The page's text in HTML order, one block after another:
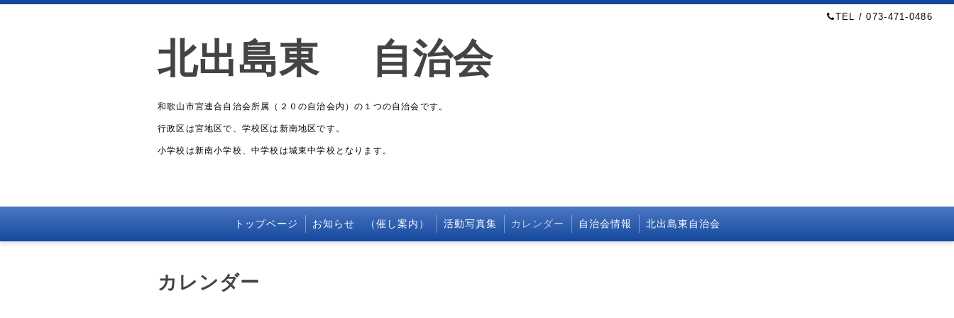
TEL / 073-471-0486
北出島東 自治会
和歌山市宮連合自治会所属（２０の自治会内）の１つの自治会です。
行政区は宮地区で、学校区は新南地区です。
小学校は新南小学校、中学校は城東中学校となります。
トップページ お知らせ （催し案内） 活動写真集 カレンダー 自治会情報 北出島東自治会
カレンダー